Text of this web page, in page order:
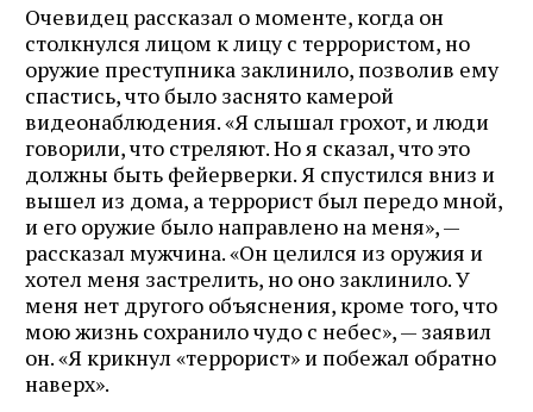
Очевидец рассказал о моменте, когда он
столкнулся лицом к лицу с террористом, но
оружие преступника заклинило, позволив ему
спастись, что было заснято камерой
видеонаблюдения. «Я слышал грохот, и люди
говорили, что стреляют. Но я сказал, что это
должны быть фейерверки. Я спустился вниз и
вышел из дома, а террорист был передо мной,
и его оружие было направлено на меня», —
рассказал мужчина. «Он целился из оружия и
хотел меня застрелить, но оно заклинило. У
меня нет другого объяснения, кроме того, что
мою жизнь сохранило чудо с небес», — заявил
он. «Я крикнул «террорист» и побежал обратно
наверх».